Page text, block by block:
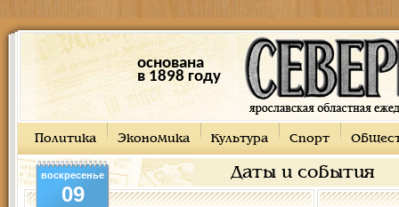
основана
в 1898 году
Политика Экономика Культура Спорт
Даты и события
воскресенье
09